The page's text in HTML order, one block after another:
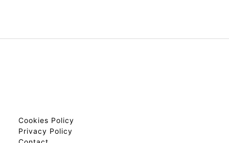
Cookies Policy
Privacy Policy